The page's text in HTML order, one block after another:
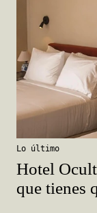
Lo último
Hotel
que tienes